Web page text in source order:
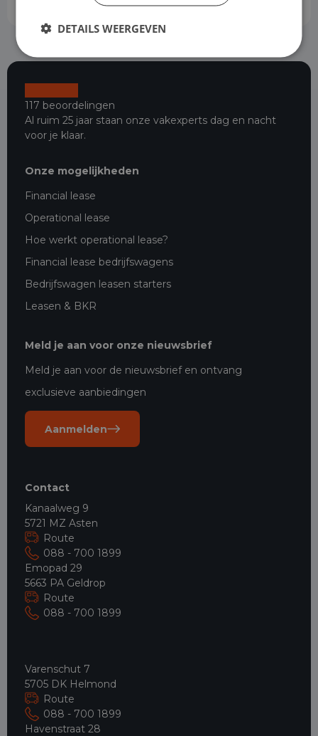
117 beoordelingen
Al ruim 25 jaar staan onze vakexperts dag en nacht
voor je klaar.
Onze mogelijkheden
Financial lease
Operational lease
Hoe werkt operational lease?
Financial lease bedrijfswagens
Bedrijfswagen leasen starters
Leasen & BKR
Meld je aan voor onze nieuwsbrief
Meld je aan voor de nieuwsbrief en ontvang
exclusieve aanbiedingen
Aanmelden
Contact
Kanaalweg 9
5721 MZ Asten
Route
088 - 700 1899
Emopad 29
5663 PA Geldrop
Route
088 - 700 1899
Varenschut 7
5705 DK Helmond
Route
088 - 700 1899
Havenstraat 28
DETAILS WEERGEVEN